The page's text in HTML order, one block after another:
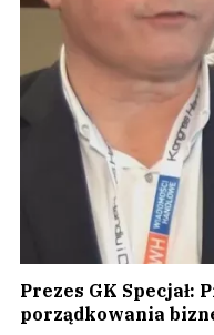
Prezes GK
porządkowania